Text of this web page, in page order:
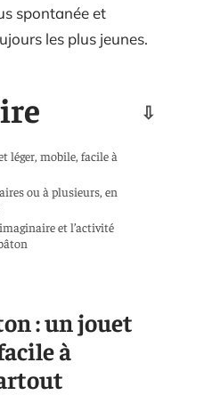
spontanée et
les plus jeunes.
léger, mobile, facile à
ou à plusieurs, en
et l’activité
: un jouet
à